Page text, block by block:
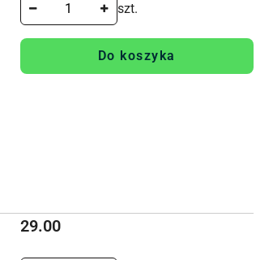
szt.
Do koszyka
Cena:
29.00